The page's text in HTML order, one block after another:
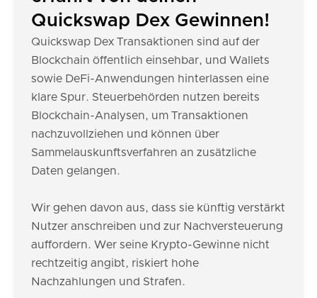
Quickswap Dex Gewinnen!
Quickswap Dex Transaktionen sind auf der
Blockchain öffentlich einsehbar, und Wallets
sowie DeFi-Anwendungen hinterlassen eine
klare Spur. Steuerbehörden nutzen bereits
Blockchain-Analysen, um Transaktionen
nachzuvollziehen und können über
Sammelauskunftsverfahren an zusätzliche
Daten gelangen.
Wir gehen davon aus, dass sie künftig verstärkt
Nutzer anschreiben und zur Nachversteuerung
auffordern. Wer seine Krypto-Gewinne nicht
rechtzeitig angibt, riskiert hohe
Nachzahlungen und Strafen.